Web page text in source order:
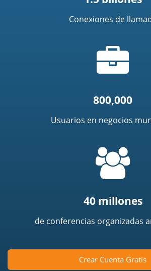
Conexiones de
de
800,000
Usuarios en negocios
40 millones
de conferencias organizadas
Crear Cuenta Gratis